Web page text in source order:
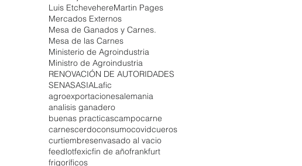
Luis EtchevehereMartin Pages
Mercados Externos
Mesa de Ganados y Carnes.
Mesa de las Carnes
Ministerio de Agroindustria
Ministro de Agroindustria
RENOVACIÓN DE AUTORIDADES
SENASASIALafic
agroexportacionesalemania
analisis ganadero
buenas practicascampocarne
carnescerdoconsumocovidcueros
curtiembresenvasado al vacio
feedlotfexicfin de añofrankfurt
frigoríficos